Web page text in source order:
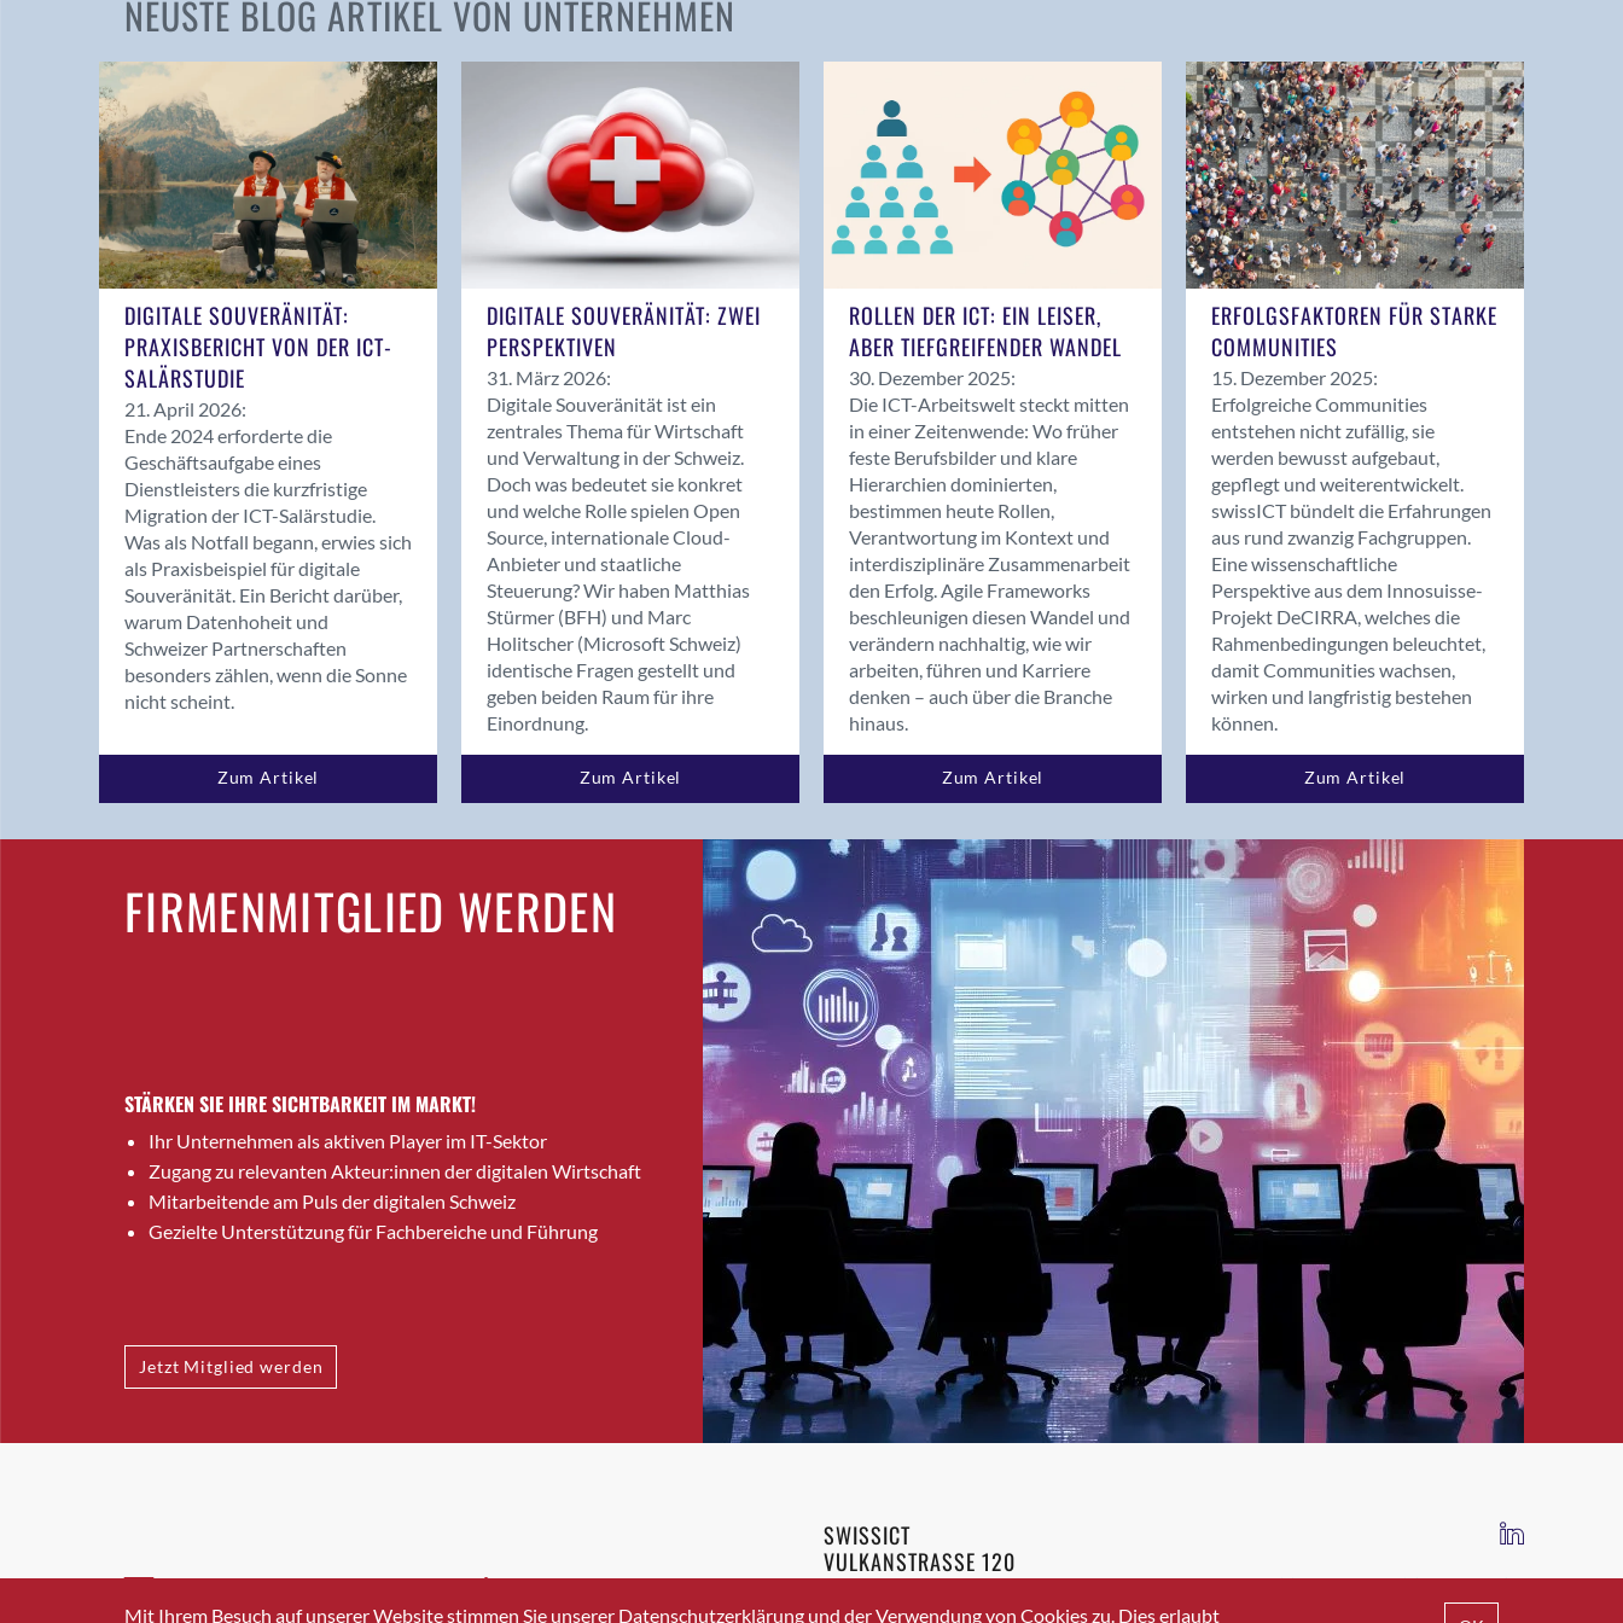
Andelfingen
Balsthal
Balzers
Bassersdorf
Benken (SG)
Bergdietikon
Bern - Liebefeld
Bolligen
Bonaduz
Bonstetten
Bottighofen
Bremgarten bei Bern
Brig-Glis
Bronschhofen
Brugg AG
Brütten
Bubendorf
Buchs (SG)
Bäretswil
Bülach
Cazis
Cham
Davos Platz
Davos Platz 1
NEUSTE BLOG ARTIKEL VON UNTERNEHMEN
DIGITALE SOUVERÄNITÄT:
PRAXISBERICHT VON DER ICT-
SALÄRSTUDIE
21. April 2026:
Ende 2024 erforderte die
Geschäftsaufgabe eines
Dienstleisters die kurzfristige
Migration der ICT-Salärstudie.
Was als Notfall begann, erwies sich
als Praxisbeispiel für digitale
Souveränität. Ein Bericht darüber,
warum Datenhoheit und
Schweizer Partnerschaften
besonders zählen, wenn die Sonne
nicht scheint.
Zum Artikel
DIGITALE SOUVERÄNITÄT: ZWEI
PERSPEKTIVEN
31. März 2026:
Digitale Souveränität ist ein
zentrales Thema für Wirtschaft
und Verwaltung in der Schweiz.
Doch was bedeutet sie konkret
und welche Rolle spielen Open
Source, internationale Cloud-
Anbieter und staatliche
Steuerung? Wir haben Matthias
Stürmer (BFH) und Marc
Holitscher (Microsoft Schweiz)
identische Fragen gestellt und
geben beiden Raum für ihre
Einordnung.
Zum Artikel
ROLLEN DER ICT: EIN LEISER,
ABER TIEFGREIFENDER WANDEL
30. Dezember 2025:
Die ICT-Arbeitswelt steckt mitten
in einer Zeitenwende: Wo früher
feste Berufsbilder und klare
Hierarchien dominierten,
bestimmen heute Rollen,
Verantwortung im Kontext und
interdisziplinäre Zusammenarbeit
den Erfolg. Agile Frameworks
beschleunigen diesen Wandel und
verändern nachhaltig, wie wir
arbeiten, führen und Karriere
denken – auch über die Branche
hinaus.
Zum Artikel
ERFOLGSFAKTOREN FÜR STARKE
COMMUNITIES
15. Dezember 2025:
Erfolgreiche Communities
entstehen nicht zufällig, sie
werden bewusst aufgebaut,
gepflegt und weiterentwickelt.
swissICT bündelt die Erfahrungen
aus rund zwanzig Fachgruppen.
Eine wissenschaftliche
Perspektive aus dem Innosuisse-
Projekt DeCIRRA, welches die
Rahmenbedingungen beleuchtet,
damit Communities wachsen,
wirken und langfristig bestehen
können.
Zum Artikel
FIRMENMITGLIED WERDEN
STÄRKEN SIE IHRE SICHTBARKEIT IM MARKT!
Ihr Unternehmen als aktiven Player im IT-Sektor
Zugang zu relevanten Akteur:innen der digitalen Wirtschaft
Mitarbeitende am Puls der digitalen Schweiz
Gezielte Unterstützung für Fachbereiche und Führung
Jetzt Mitglied werden
INFO@SWISSICT.CH +41 43 336 40 20
SWISSICT
VULKANSTRASSE 120
8048 ZURICH
IMPRESSUM DATENSCHUTZ AGB
Mit Ihrem Besuch auf unserer Website stimmen Sie unserer Datenschutzerklärung und der Verwendung von Cookies zu. Dies erlaubt